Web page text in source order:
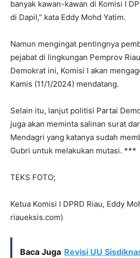
banyak kawan-kawan di Komisi I
di Dapil,” kata Eddy Mohd Yatim.
Namun mengingat pentingnya
pejabat di lingkungan Pemprov
Demokrat ini, Komisi I akan
Kamis (11/1/2024) mendatang.
Selain itu, lanjut politisi Partai
juga akan meminta salinan surat
Mendagri yang katanya sudah
Gubri untuk melakukan mutasi. ***
TEKS FOTO;
Ketua Komisi I DPRD Riau, Eddy
riaueksis.com)
Baca Juga Revisi UU